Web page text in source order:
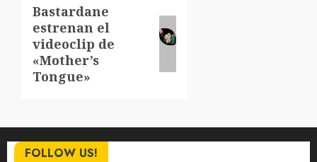
Siguiente
entrada:
Bastardane
estrenan el
videoclip de
«Mother’s
Tongue»
FOLLOW US!